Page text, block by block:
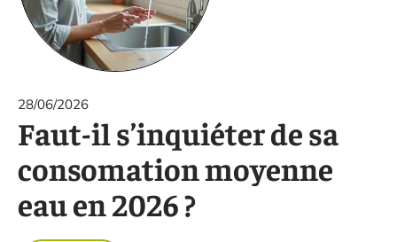
28/06/2026
Faut-il s’inquiéter de sa
consomation moyenne
eau en 2026 ?